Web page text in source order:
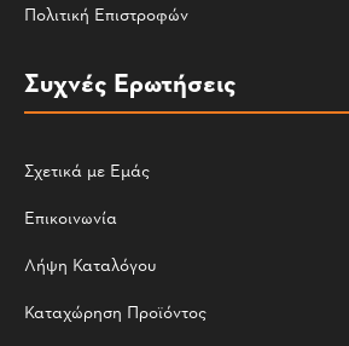
Πολιτική Επιστροφών
Συχνές Ερωτήσεις
Σχετικά με Εμάς
Επικοινωνία
Λήψη Καταλόγου
Καταχώρηση Προϊόντος